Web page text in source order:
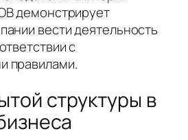
демонстрирует
вести деятельность
с
правилами.
структуры в